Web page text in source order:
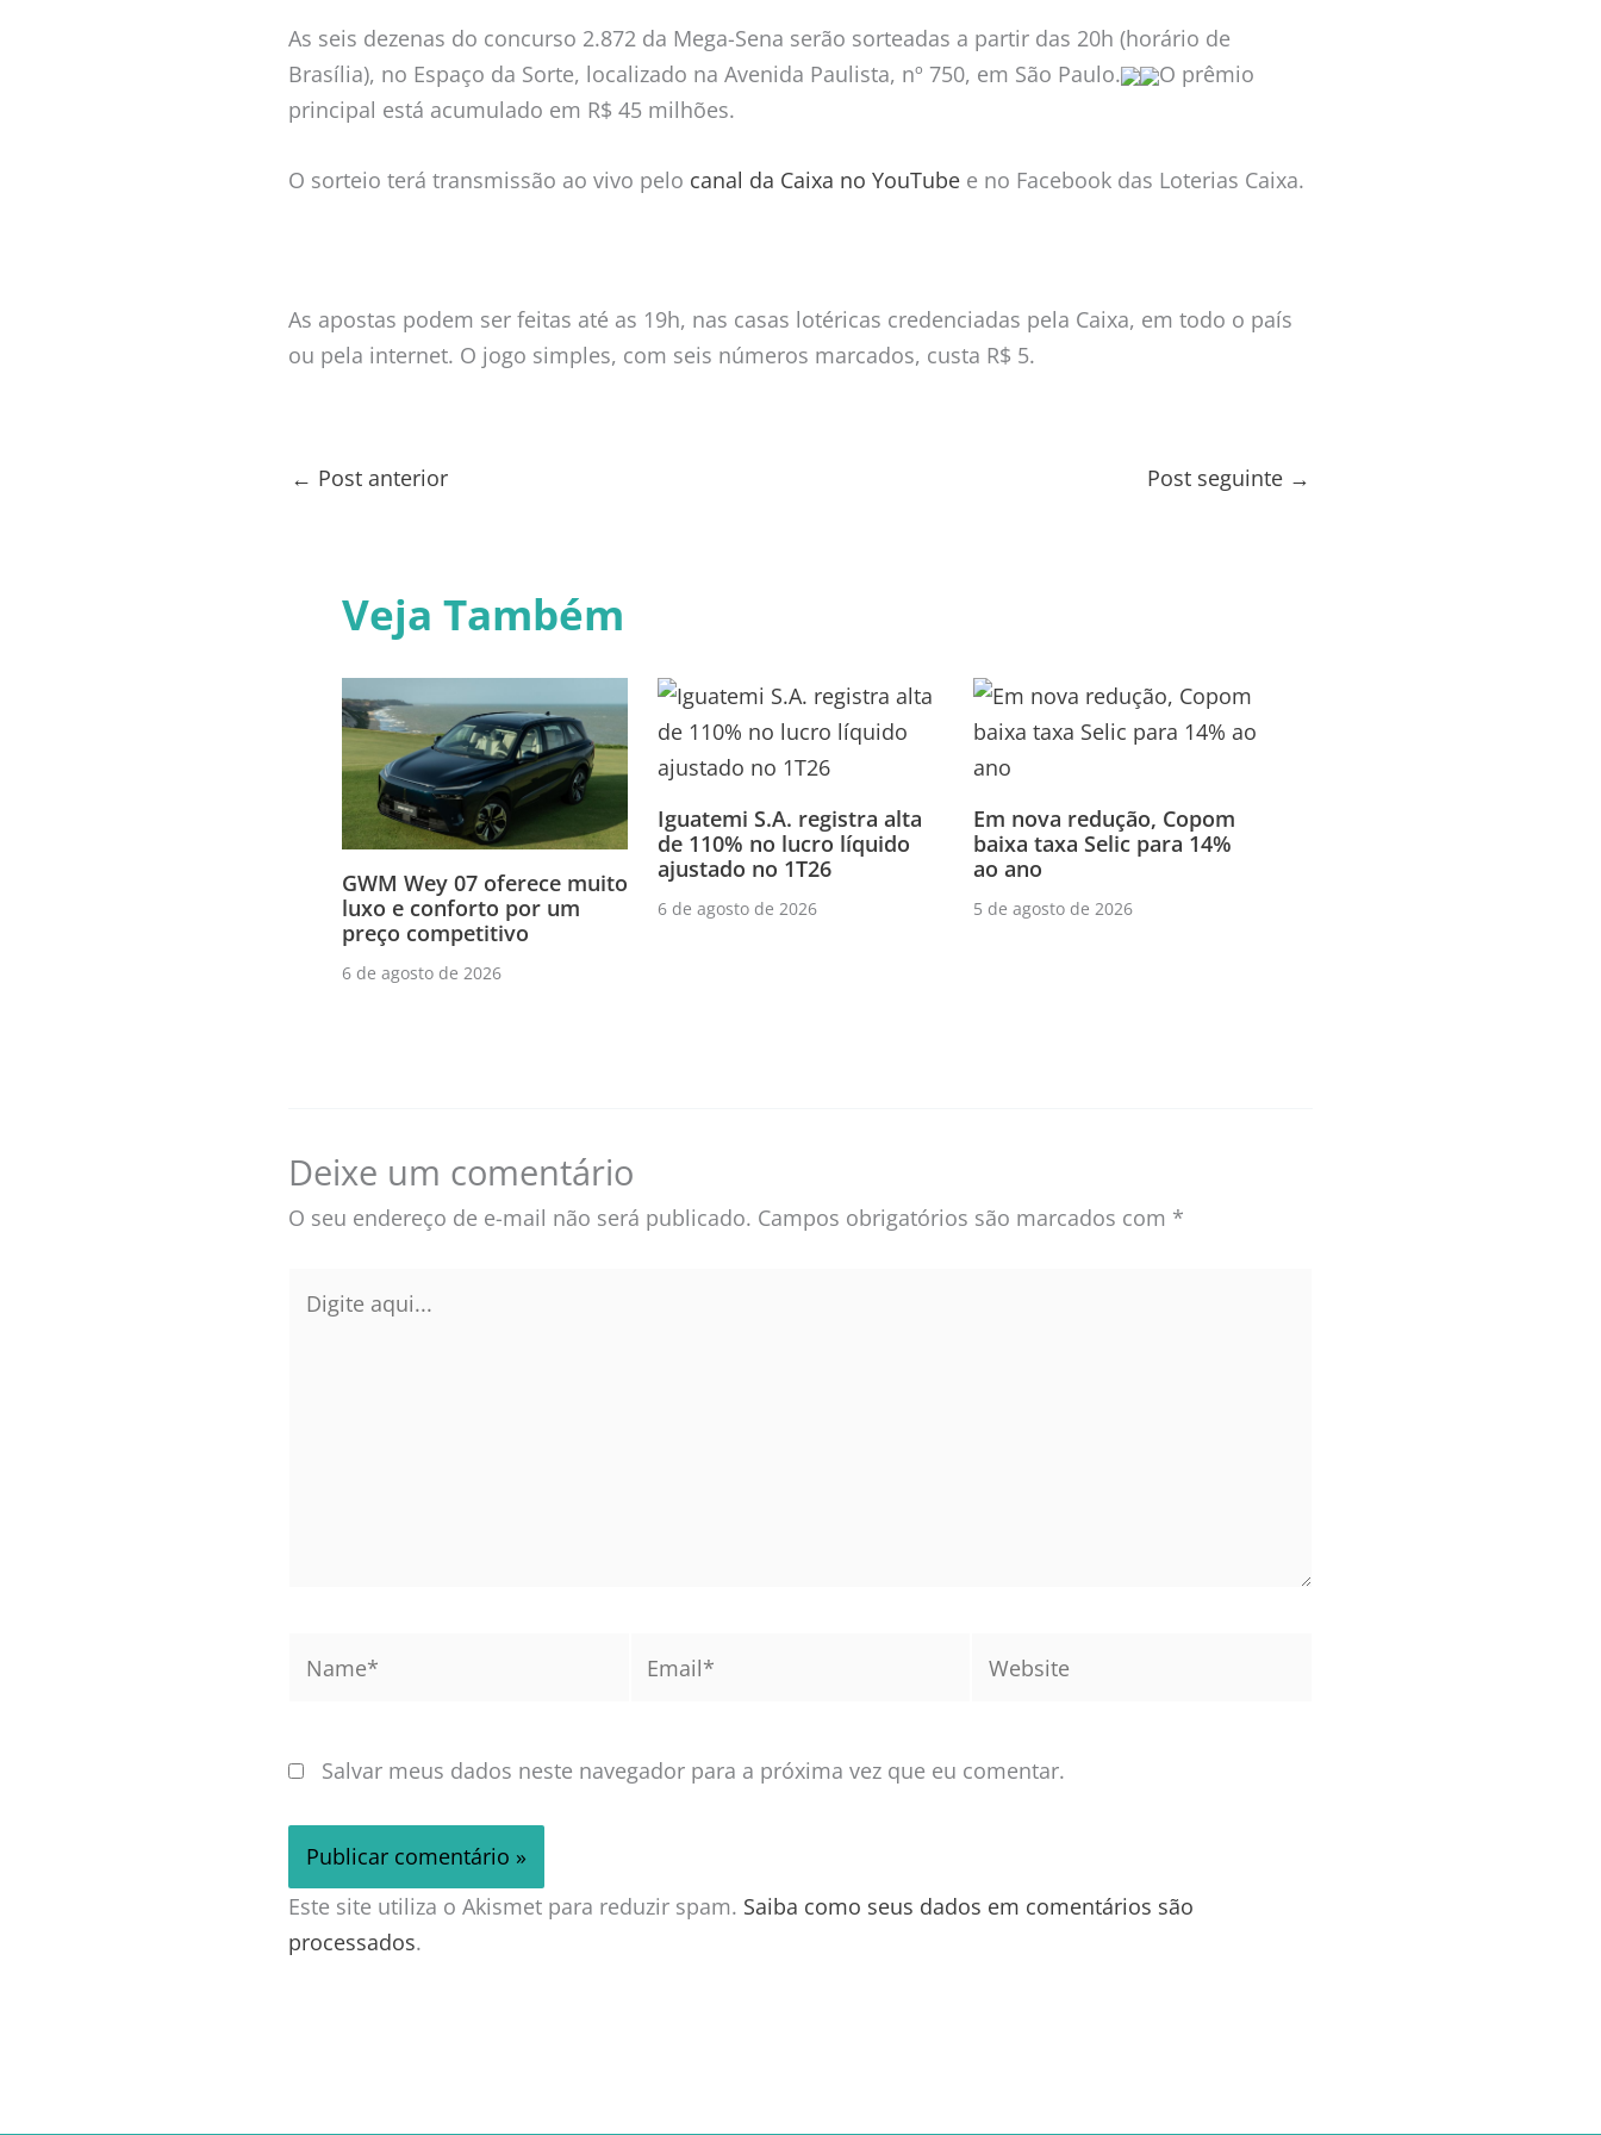
As seis dezenas do concurso 2.872 da Mega-Sena serão sorteadas a partir das 20h (horário de
Brasília), no Espaço da Sorte, localizado na Avenida Paulista, nº 750, em São Paulo.
O prêmio
principal está acumulado em R$ 45 milhões.
O sorteio terá transmissão ao vivo pelo canal da Caixa no YouTube e no Facebook das Loterias Caixa.
As apostas podem ser feitas até as 19h, nas casas lotéricas credenciadas pela Caixa, em todo o país
ou pela internet. O jogo simples, com seis números marcados, custa R$ 5.
← Post anterior Post seguinte →
Veja Também
GWM Wey 07 oferece muito
luxo e conforto por um
preço competitivo
6 de agosto de 2026
Iguatemi S.A. registra alta
de 110% no lucro líquido
ajustado no 1T26
6 de agosto de 2026
Em nova redução, Copom
baixa taxa Selic para 14%
ao ano
5 de agosto de 2026
Deixe um comentário
O seu endereço de e-mail não será publicado. Campos obrigatórios são marcados com *
aqui...
Salvar meus dados neste navegador para a próxima vez que eu comentar.
Este site utiliza o Akismet para reduzir spam. Saiba como seus dados em comentários são
processados.